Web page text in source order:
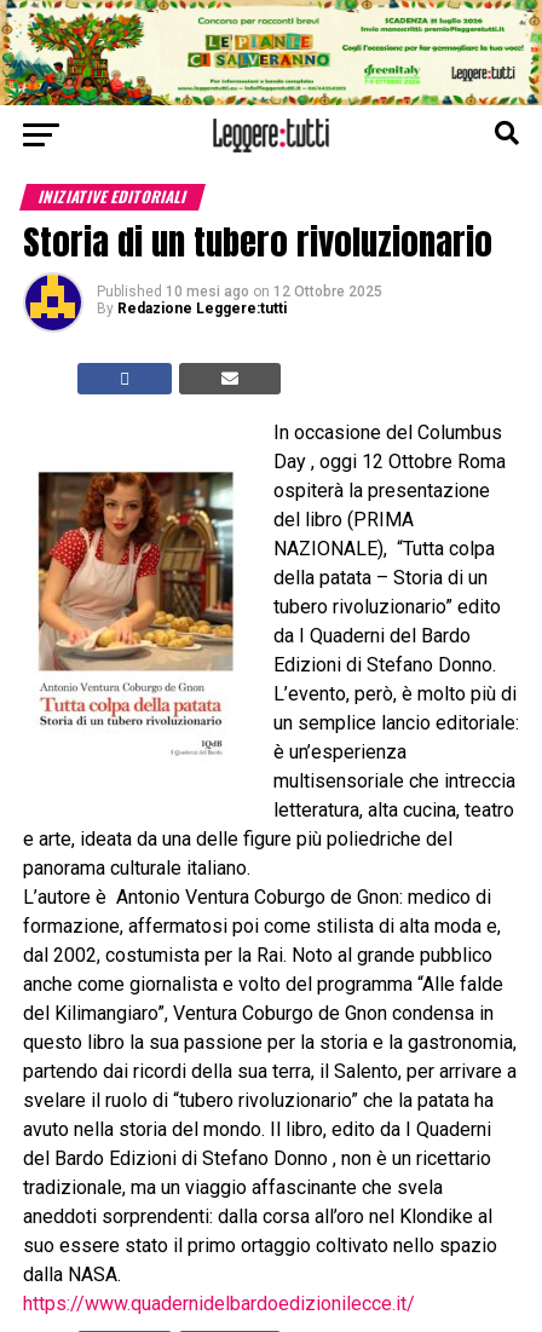
INIZIATIVE EDITORIALI
Storia di un tubero rivoluzionario
Published 10 mesi ago on 12 Ottobre 2025
By Redazione Leggere:tutti
In occasione del Columbus
Day , oggi 12 Ottobre Roma
ospiterà la presentazione
del libro (PRIMA
NAZIONALE), “Tutta colpa
della patata – Storia di un
tubero rivoluzionario” edito
da I Quaderni del Bardo
Edizioni di Stefano Donno.
L’evento, però, è molto più di
un semplice lancio editoriale:
è un’esperienza
multisensoriale che intreccia
letteratura, alta cucina, teatro
e arte, ideata da una delle figure più poliedriche del
panorama culturale italiano.
L’autore è Antonio Ventura Coburgo de Gnon: medico di
formazione, affermatosi poi come stilista di alta moda e,
dal 2002, costumista per la Rai. Noto al grande pubblico
anche come giornalista e volto del programma “Alle falde
del Kilimangiaro”, Ventura Coburgo de Gnon condensa in
questo libro la sua passione per la storia e la gastronomia,
partendo dai ricordi della sua terra, il Salento, per arrivare a
svelare il ruolo di “tubero rivoluzionario” che la patata ha
avuto nella storia del mondo. Il libro, edito da I Quaderni
del Bardo Edizioni di Stefano Donno , non è un ricettario
tradizionale, ma un viaggio affascinante che svela
aneddoti sorprendenti: dalla corsa all’oro nel Klondike al
suo essere stato il primo ortaggio coltivato nello spazio
dalla NASA.
https://www.quadernidelbardoedizionilecce.it/